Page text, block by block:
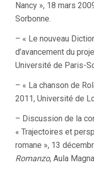
Nancy », 18 mars
Sorbonne.
– « Le nouveau
d’avancement du
Université de Paris-
– « La chanson de
2011, Université de
– Discussion de la
« Trajectoires et
romane », 13
Romanzo, Aula